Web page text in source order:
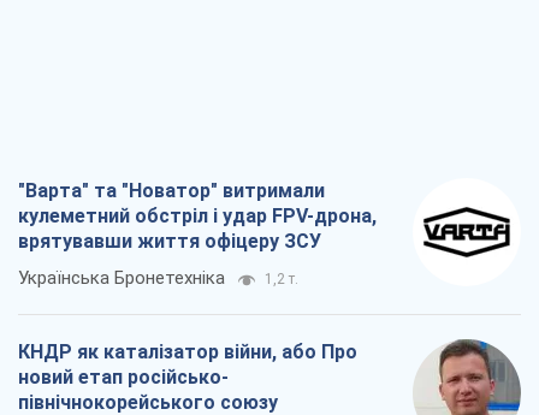
"Варта" та "Новатор" витримали
кулеметний обстріл і удар FPV-дрона,
врятувавши життя офіцеру ЗСУ
Українська Бронетехніка 1,2 т.
КНДР як каталізатор війни, або Про
новий етап російсько-
північнокорейського союзу